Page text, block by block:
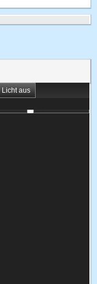
Licht aus